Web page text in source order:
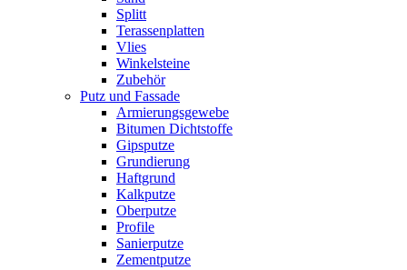
Splitt
Terassenplatten
Vlies
Winkelsteine
Zubehör
Putz und Fassade
Armierungsgewebe
Bitumen Dichtstoffe
Gipsputze
Grundierung
Haftgrund
Kalkputze
Oberputze
Profile
Sanierputze
Zementputze